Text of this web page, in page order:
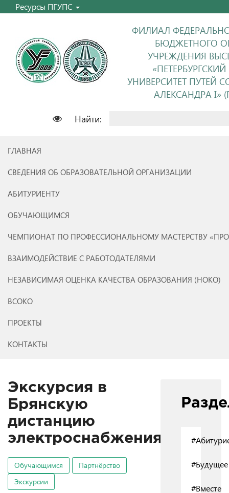
Ресурсы ПГУПС
ФИЛИАЛ
БЮДЖЕТНОГО
УЧРЕЖДЕНИЯ
УНИВЕРСИТЕТ ПУТЕЙ
АЛЕКСАНДРА I»
Найти:
ГЛАВНАЯ
СВЕДЕНИЯ ОБ ОБРАЗОВАТЕЛЬНОЙ ОРГАНИЗАЦИИ
АБИТУРИЕНТУ
ОБУЧАЮЩИМСЯ
ЧЕМПИОНАТ ПО ПРОФЕССИОНАЛЬНОМУ МАСТЕРСТВУ
ВЗАИМОДЕЙСТВИЕ С РАБОТОДАТЕЛЯМИ
НЕЗАВИСИМАЯ ОЦЕНКА КАЧЕСТВА ОБРАЗОВАНИЯ (НОКО)
ВСОКО
ПРОЕКТЫ
КОНТАКТЫ
Экскурсия в
Брянскую
дистанцию
электроснабжения
Обучающимся
Партнёрство
Экскурсии
#Будущее
#Вместе